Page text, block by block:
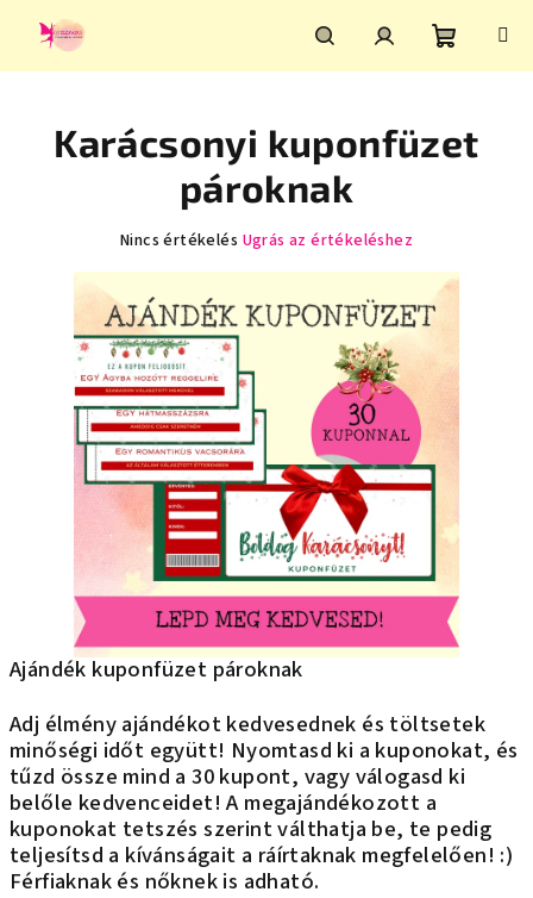
KeresésBejelentkezés
Kosár
Ajándék kuponfüzet pároknak
Adj élmény ajándékot kedvesednek és töltsetek
minőségi időt együtt! Nyomtasd ki a kuponokat, és
tűzd össze mind a 30 kupont, vagy válogasd ki
belőle kedvenceidet! A megajándékozott a
kuponokat tetszés szerint válthatja be, te pedig
teljesítsd a kívánságait a ráírtaknak megfelelően! :)
Férfiaknak és nőknek is adható.
Karácsonyi kuponfüzet
pároknak
A
értékelése
5-
ből
0,0
csillag.
Nincs értékelés Ugrás az értékeléshez